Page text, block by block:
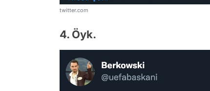
twitter.com
4. Öyk.